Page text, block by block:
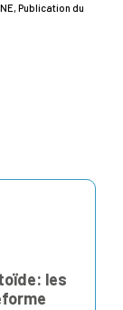
Publication du
les